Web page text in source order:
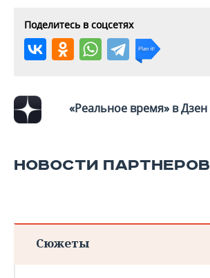
Поделитесь в соцсетях
«Реальное время» в Дзен
НОВОСТИ ПАРТНЕРОВ
Сюжеты